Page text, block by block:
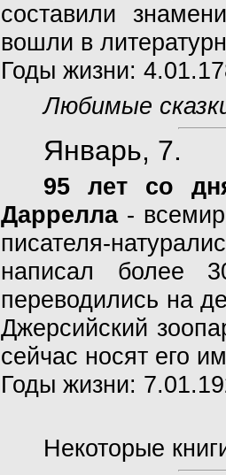
составили
вошли в
Годы жизни:
Любимые
Январь, 7.
95 лет со
Даррелла-
писателя-
написал более
переводились на
Джерсийский
сейчас носят его
Годы жизни:
Некоторые